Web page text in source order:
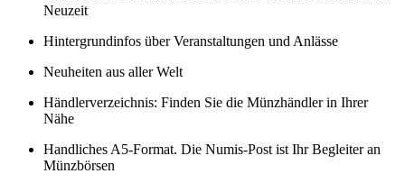
Neuzeit
Hintergrundinfos über Veranstaltungen und Anlässe
Neuheiten aus aller Welt
Händlerverzeichnis: Finden Sie die Münzhändler in Ihrer
Nähe
Handliches A5-Format. Die Numis-Post ist Ihr Begleiter an
Münzbörsen